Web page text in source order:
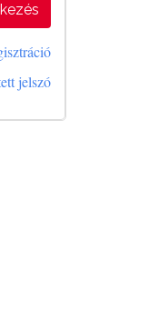
jelszó